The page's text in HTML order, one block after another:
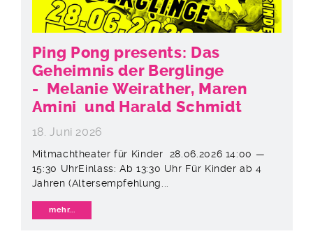
Ping Pong presents: Das
Geheimnis der Berglinge
- Melanie Weirather, Maren
Amini und Harald Schmidt
18. Juni 2026
Mitmachtheater für Kinder 28.06.2026 14:00 —
15:30 UhrEinlass: Ab 13:30 Uhr Für Kinder ab 4
Jahren (Altersempfehlung...
mehr...